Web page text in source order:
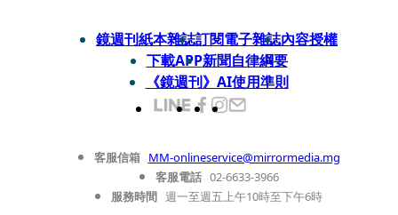
鏡週刊紙本雜誌訂閱電子雜誌內容授權
下載APP新聞自律綱要
《鏡週刊》AI使用準則
客服信箱 MM-onlineservice@mirrormedia.mg
客服電話 02-6633-3966
服務時間 週一至週五上午10時至下午6時